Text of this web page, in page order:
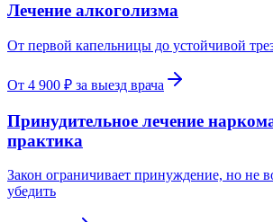
Лечение алкоголизма
От первой капельницы до устойчивой
От 4 900 ₽ за выезд врача
Принудительное лечение
практика
Закон ограничивает принуждение, но не
убедить